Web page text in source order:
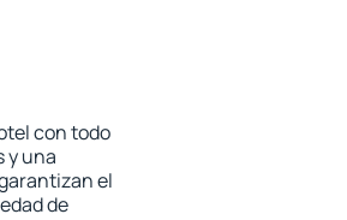
con todo
y una
el
de